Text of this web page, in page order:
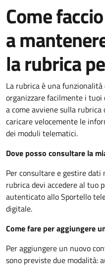
Come
a
la rubrica
La rubrica è una
organizzare facilmente i
a come avviene sulla
caricare velocemente le
dei moduli telematici.
Dove posso consultare la
Per consultare e gestire
rubrica devi accedere al tuo
autenticato allo Sportello
digitale.
Come fare per aggiungere
Per aggiungere un nuovo
sono previste due modalità: